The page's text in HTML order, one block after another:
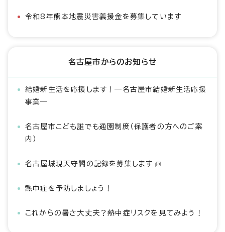
令和8年熊本地震災害義援金を募集しています
名古屋市からのお知らせ
結婚新生活を応援します！―名古屋市結婚新生活応援
事業―
名古屋市こども誰でも通園制度（保護者の方へのご案
内）
名古屋城現天守閣の記録を募集します
熱中症を予防しましょう！
これからの暑さ大丈夫？熱中症リスクを見てみよう！